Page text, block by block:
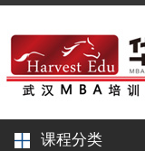
课程分类